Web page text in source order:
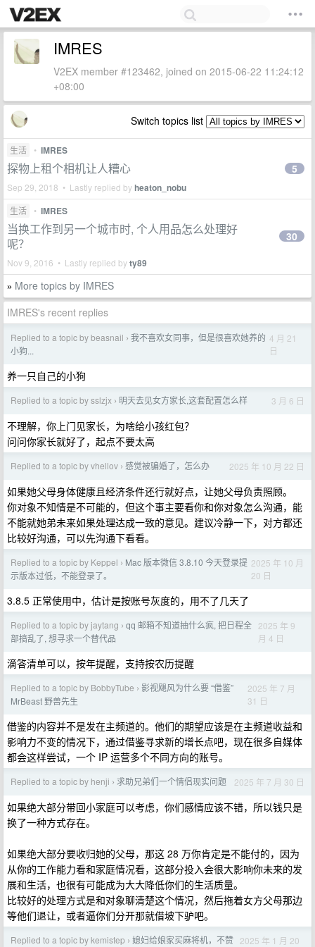
IMRES
V2EX member #123462, joined on 2015-06-22 11:24:12
+08:00
Switch topics list
生活 • IMRES
探物上租个相机让人糟心
Sep 29, 2018 • Lastly replied byheaton_nobu
5
生活 • IMRES
当换工作到另一个城市时, 个人用品怎么处理好
呢？
Nov 9, 2016 • Lastly replied byty89
30
» More topics by IMRES
IMRES's recent replies
Replied to a topic by beasnail › 我不喜欢女同事，但是很喜欢她养的
小狗...
4 月 21
日
养一只自己的小狗
Replied to a topic by sslzjx › 明天去见女方家长,这套配置怎么样 3 月 6 日
不理解，你上门见家长，为啥给小孩红包？
问问你家长就好了，起点不要太高
Replied to a topic by vhellov › 感觉被骗婚了，怎么办 2025 年 10 月 22 日
如果她父母身体健康且经济条件还行就好点，让她父母负责照顾。
你对象不知情是不可能的，但这个事主要看你和你对象怎么沟通，能
不能就她弟未来如果处理达成一致的意见。建议冷静一下，对方都还
比较好沟通，可以先沟通下看看。
Replied to a topic by Keppel › Mac 版本微信 3.8.10 今天登录提
示版本过低，不能登录了。
2025 年 10 月
20 日
3.8.5 正常使用中，估计是按账号灰度的，用不了几天了
Replied to a topic by jaytang › qq 邮箱不知道抽什么疯, 把日程全
部搞乱了, 想寻求一个替代品
2025 年 9
月 4 日
滴答清单可以，按年提醒，支持按农历提醒
Replied to a topic by BobbyTube › 影视飓风为什么要 “借鉴”
MrBeast 野兽先生
2025 年 7 月
31 日
借鉴的内容并不是发在主频道的。他们的期望应该是在主频道收益和
影响力不变的情况下，通过借鉴寻求新的增长点吧，现在很多自媒体
都会这样尝试，一个 IP 运营多个不同方向的账号。
Replied to a topic by henji › 求助兄弟们一个情侣现实问题 2025 年 7 月 30 日
如果绝大部分带回小家庭可以考虑，你们感情应该不错，所以钱只是
换了一种方式存在。
如果绝大部分要收归她的父母，那这 28 万你肯定是不能付的，因为
从你的工作能力看和家庭情况看，这部分投入会很大影响你未来的发
展和生活，也很有可能成为大大降低你们的生活质量。
比较好的处理方式是和对象聊清楚这个情况，然后拖着女方父母那边
等他们退让，或者逼你们分开那就借坡下驴吧。
Replied to a topic by kemistep › 媳妇给娘家买麻将机，不赞 2025 年 1 月 20